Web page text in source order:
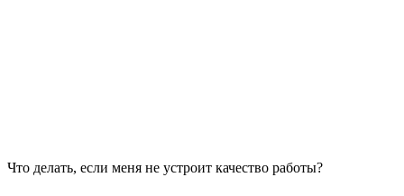
Что делать, если меня не устроит качество работы?